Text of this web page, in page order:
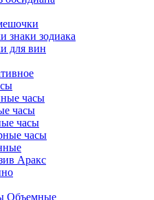
знаки зодиака
для вин
часы
часы
часы
часы
Аракс
Объемные